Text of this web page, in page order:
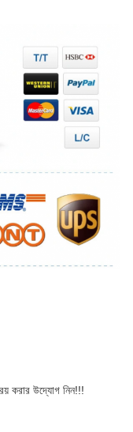
করার উদ্যোগ নিন!!!